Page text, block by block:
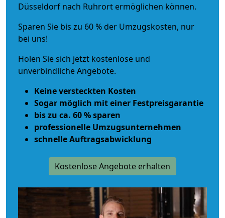
Düsseldorf nach Ruhrort ermöglichen können.
Sparen Sie bis zu 60 % der Umzugskosten, nur
bei uns!
Holen Sie sich jetzt kostenlose und
unverbindliche Angebote.
Keine versteckten Kosten
Sogar möglich mit einer Festpreisgarantie
bis zu ca. 60 % sparen
professionelle Umzugsunternehmen
schnelle Auftragsabwicklung
Kostenlose Angebote erhalten